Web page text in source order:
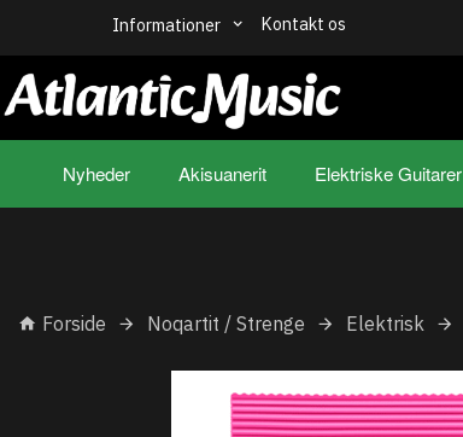
Informationer Kontakt os
Nyheder Akisuanerit Elektriske Guitarer
Forside Noqartit / Strenge Elektrisk